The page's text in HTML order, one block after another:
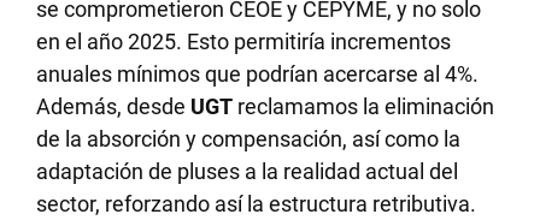
se comprometieron CEOE y CEPYME, y no solo
en el año 2025. Esto permitiría incrementos
anuales mínimos que podrían acercarse al 4%.
Además, desde UGT reclamamos la eliminación
de la absorción y compensación, así como la
adaptación de pluses a la realidad actual del
sector, reforzando así la estructura retributiva.